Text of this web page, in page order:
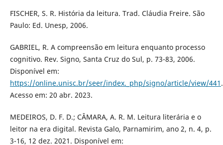
FISCHER, S. R. História da leitura. Trad. Cláudia Freire. São
Paulo: Ed. Unesp, 2006.
GABRIEL, R. A compreensão em leitura enquanto processo
cognitivo. Rev. Signo, Santa Cruz do Sul, p. 73-83, 2006.
Disponível em:
https://online.unisc.br/seer/index._php/signo/article/view/441 .
Acesso em: 20 abr. 2023.
MEDEIROS, D. F. D.; CÂMARA, A. R. M. Leitura literária e o
leitor na era digital. Revista Galo, Parnamirim, ano 2, n. 4, p.
3-16, 12 dez. 2021. Disponível em: